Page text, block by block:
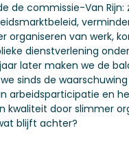
de commissie-Van Rijn:
organiseren van werk,
dienstverlening
later maken we de
sinds de waarschuwing
arbeidsparticipatie en
kwaliteit door slimmer
blijft achter?